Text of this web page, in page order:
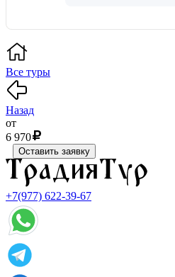
Все туры
Назад
от
6 970
Оставить заявку
+7(977) 622-39-67